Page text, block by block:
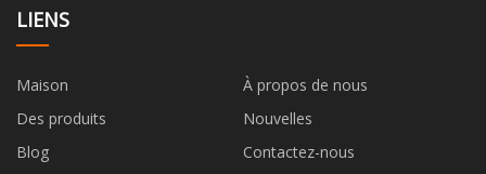
LIENS
Maison
À propos de nous
Des produits
Nouvelles
Blog
Contactez-nous